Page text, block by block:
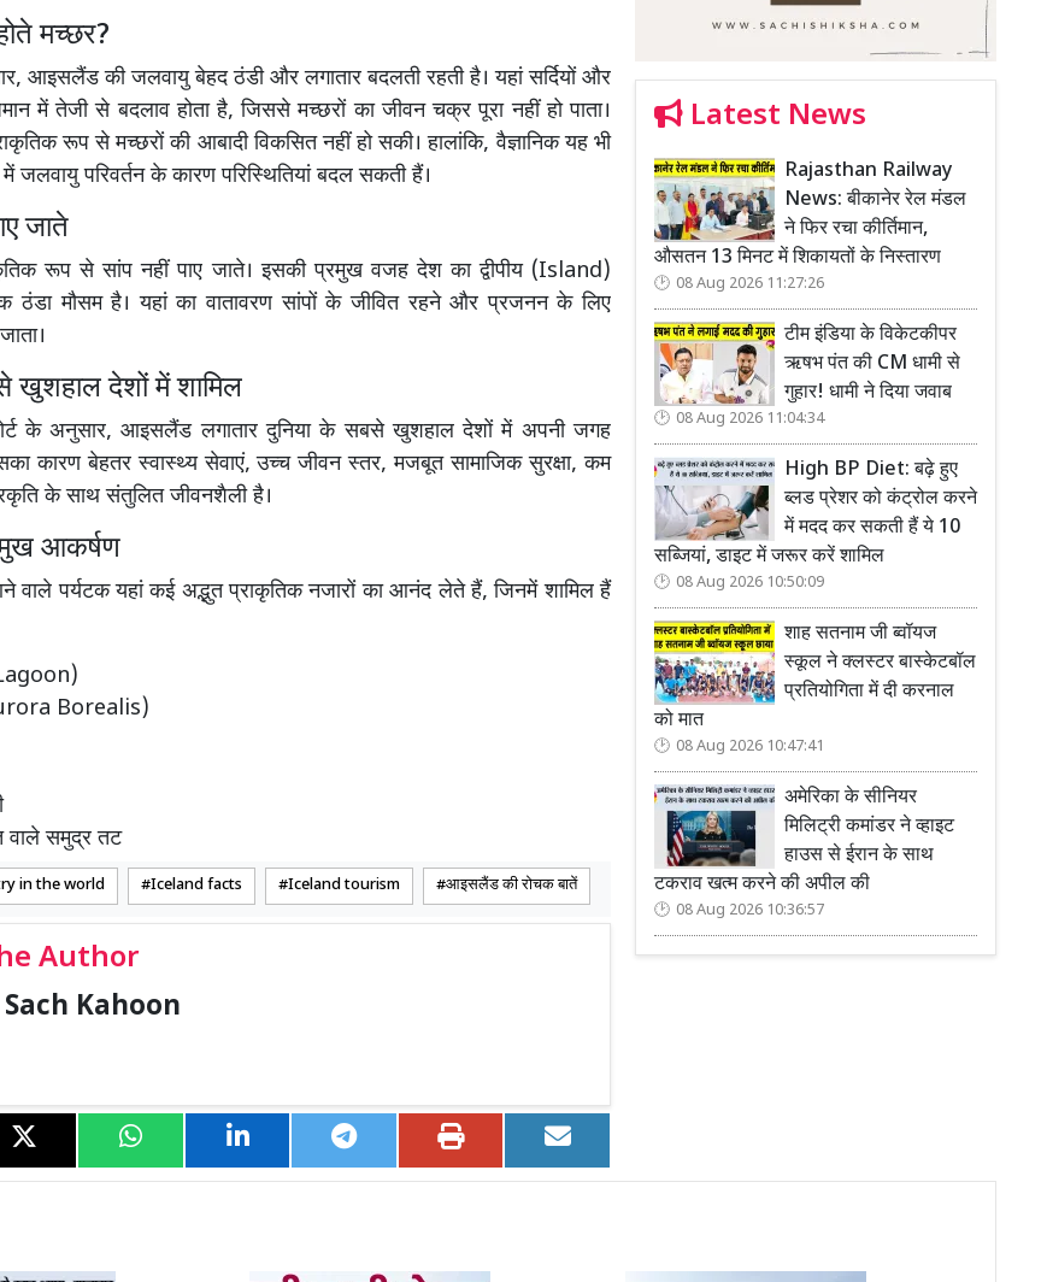
मच्छर?
आइसलैंड की जलवायु बेहद ठंडी और लगातार बदलती रहती है। यहां सर्दियों और
में तेजी से बदलाव होता है, जिससे मच्छरों का जीवन चक्र पूरा नहीं हो पाता।
रूप से मच्छरों की आबादी विकसित नहीं हो सकी। हालांकि, वैज्ञानिक यह भी
जलवायु परिवर्तन के कारण परिस्थितियां बदल सकती हैं।
जाते
रूप से सांप नहीं पाए जाते। इसकी प्रमुख वजह देश का द्वीपीय (Island)
ठंडा मौसम है। यहां का वातावरण सांपों के जीवित रहने और प्रजनन के लिए
खुशहाल देशों में शामिल
के अनुसार, आइसलैंड लगातार दुनिया के सबसे खुशहाल देशों में अपनी जगह
कारण बेहतर स्वास्थ्य सेवाएं, उच्च जीवन स्तर, मजबूत सामाजिक सुरक्षा, कम
के साथ संतुलित जीवनशैली है।
आकर्षण
पर्यटक यहां कई अद्भुत प्राकृतिक नजारों का आनंद लेते हैं, जिनमें शामिल हैं
Borealis)
समुद्र तट
in the world Iceland facts Iceland tourism आइसलैंड की रोचक बातें
Author
Sach Kahoon
Latest News
Rajasthan Railway
News: बीकानेर रेल मंडल
ने फिर रचा कीर्तिमान,
औसतन 13 मिनट में शिकायतों के निस्तारण
08 Aug 2026 11:27:26
टीम इंडिया के विकेटकीपर
ऋषभ पंत की CM धामी से
गुहार! धामी ने दिया जवाब
08 Aug 2026 11:04:34
High BP Diet: बढ़े हुए
ब्लड प्रेशर को कंट्रोल करने
में मदद कर सकती हैं ये 10
सब्जियां, डाइट में जरूर करें शामिल
08 Aug 2026 10:50:09
शाह सतनाम जी ब्वॉयज
स्कूल ने क्लस्टर बास्केटबॉल
प्रतियोगिता में दी करनाल
को मात
08 Aug 2026 10:47:41
अमेरिका के सीनियर
मिलिट्री कमांडर ने व्हाइट
हाउस से ईरान के साथ
टकराव खत्म करने की अपील की
08 Aug 2026 10:36:57